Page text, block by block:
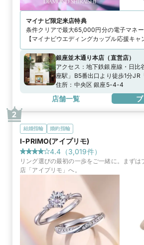
マイナビ限定来店特典
条件クリアで最大65,000円分の電子マネ
【マイナビウエディングカップル応援キャ
銀座並木通り本店 （直営店）
アクセス： 地下鉄銀座線・日比
座駅」B5番出口より徒歩1分JR
より徒歩5分
住所： 中央区 銀座5-4-4
店舗一覧
結婚指輪 婚約指輪
I-PRIMO(アイプリモ)
4.4 （3,019件）
リング選びの最初の一歩をご一緒に。まずは
店「アイプリモ」へ。
2